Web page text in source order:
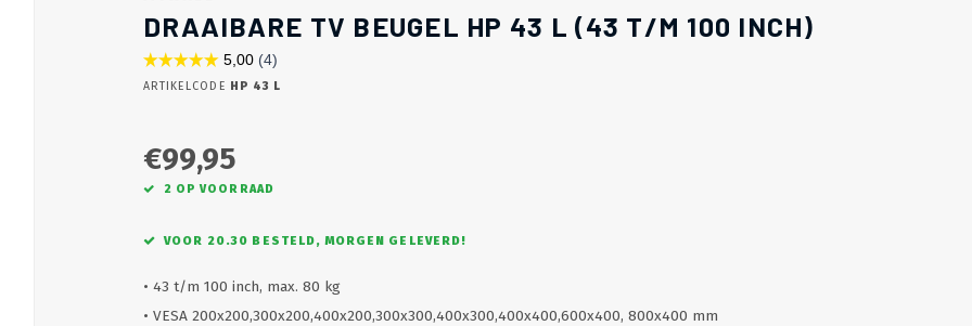
DRAAIBARE TV BEUGEL HP 43 L (43 T/M 100 INCH)
ARTIKELCODE HP 43 L
€99,95
2 OP VOORRAAD
VOOR 20.30 BESTELD, MORGEN GELEVERD!
• 43 t/m 100 inch, max. 80 kg
• VESA 200x200,300x200,400x200,300x300,400x300,400x400,600x400, 800x400 mm